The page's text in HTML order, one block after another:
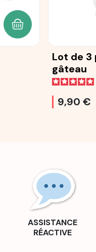
AJOUTER AU PANIER
Lot de 3
gâteau
9,90 €
ASSISTANCE
RÉACTIVE